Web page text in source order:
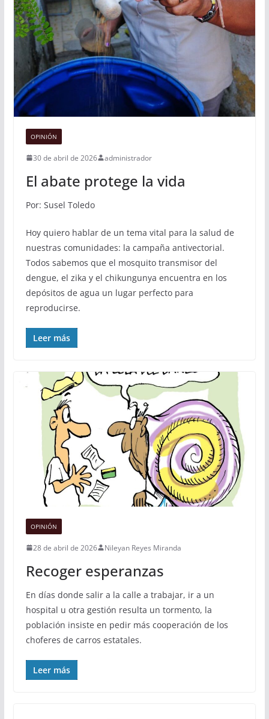
OPINIÓN
30 de abril de 2026 administrador
El abate protege la vida
Por: Susel Toledo
Hoy quiero hablar de un tema vital para la salud de
nuestras comunidades: la campaña antivectorial.
Todos sabemos que el mosquito transmisor del
dengue, el zika y el chikungunya encuentra en los
depósitos de agua un lugar perfecto para
reproducirse.
Leer más
OPINIÓN
28 de abril de 2026 Nileyan Reyes Miranda
Recoger esperanzas
En días donde salir a la calle a trabajar, ir a un
hospital u otra gestión resulta un tormento, la
población insiste en pedir más cooperación de los
choferes de carros estatales.
Leer más